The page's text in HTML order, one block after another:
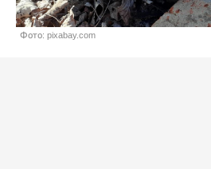
Фото: pixabay.com